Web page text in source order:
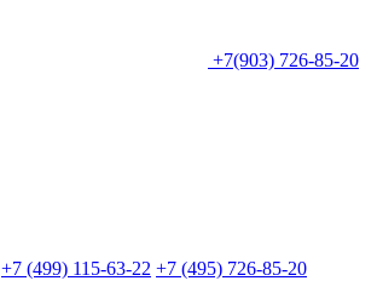
+7(903) 726-85-20
+7 (499) 115-63-22 +7 (495) 726-85-20